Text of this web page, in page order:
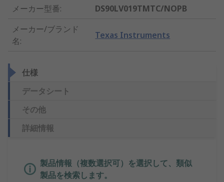
メーカー型番:
DS90LV019TMTC/NOPB
メーカー/ブランド
名:
Texas Instruments
仕様
データシート
その他
詳細情報
製品情報（複数選択可）を選択して、類似
製品を検索します。